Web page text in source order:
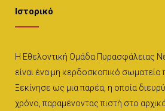
Ιστορικό
Η Εθελοντική Ομάδα Πυρασφάλειας
είναι ένα μη κερδοσκοπικό σωματείο
Ξεκίνησε ως μια παρέα, η οποία
χρόνο, παραμένοντας πιστή στο